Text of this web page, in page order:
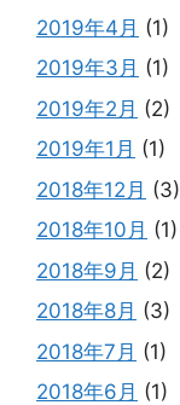
2019年4月 (1)
2019年3月 (1)
2019年2月 (2)
2019年1月 (1)
2018年12月 (3)
2018年10月 (1)
2018年9月 (2)
2018年8月 (3)
2018年7月 (1)
2018年6月 (1)